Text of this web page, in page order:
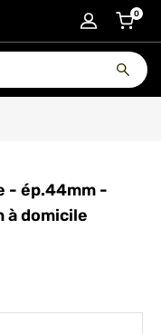
0article
- ép.44mm -
à domicile